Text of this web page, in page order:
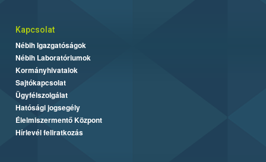
Kapcsolat
Nébih Igazgatóságok
Nébih Laboratóriumok
Kormányhivatalok
Sajtókapcsolat
Ügyfélszolgálat
Hatósági jogsegély
Élelmiszermentő Központ
Hírlevél feliratkozás